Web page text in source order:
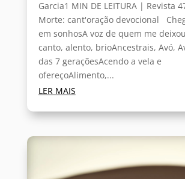
Garcia1 MIN DE LEITURA | Revista
Morte: cant'oração devocional
em sonhosA voz de quem me
canto, alento, brioAncestrais, Avó,
das 7 geraçõesAcendo a vela e
ofereçoAlimento,...
LER MAIS